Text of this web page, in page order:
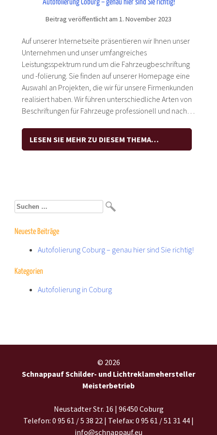
Autofolierung Coburg – genau hier sind Sie richtig!
Beitrag veröffentlicht am 1. November 2023
Auf unserer Internetseite präsentieren wir Ihnen unser
Unternehmen und unser umfangreiches
Leistungsspektrum rund um die Fahrzeugbeschriftung
und -folierung. Sie finden auf unserer Homepage eine
Auswahl an Projekten, die wir für unsere Firmenkunden
realisiert haben. Wir führen unterschiedliche Arten von
Beschriftungen für Fahrzeuge professionell und nach…
LESEN SIE MEHR ZU DIESEM THEMA…
Suchen
Neueste Beiträge
Autofolierung Coburg – genau hier sind Sie richtig!
Kategorien
Autofolierung in Coburg
© 2026
Schnappauf Schilder- und Lichtreklamehersteller
Meisterbetrieb
Neustadter Str. 16 | 96450 Coburg
Telefon: 0 95 61 / 5 38 22 | Telefax: 0 95 61 / 51 31 44 |
info@schnappauf.eu